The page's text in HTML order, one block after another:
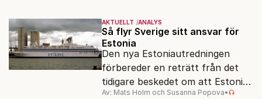
AKTUELLT ANALYS
Så flyr Sverige sitt ansvar för
Estonia
Den nya Estoniautredningen
förbereder en reträtt från det
tidigare beskedet om att Estonia
inte var sjövärdig.
Av: Mats Holm och Susanna Popova•